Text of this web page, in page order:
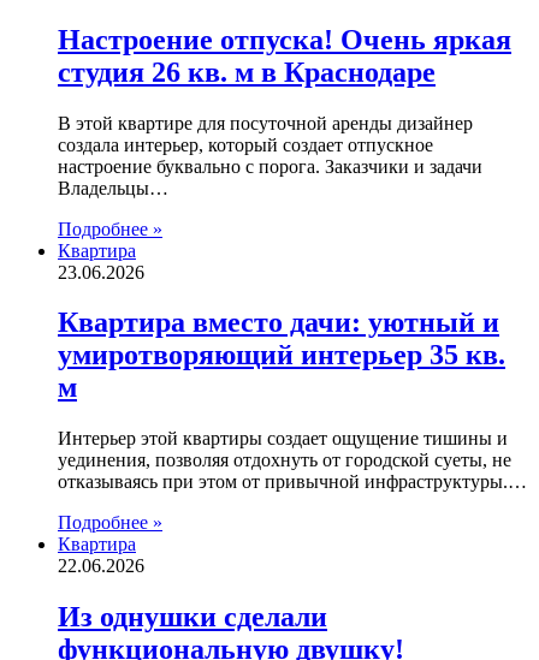
Настроение отпуска! Очень яркая
студия 26 кв. м в Краснодаре
В этой квартире для посуточной аренды дизайнер
создала интерьер, который создает отпускное
настроение буквально с порога. Заказчики и задачи
Владельцы…
Подробнее »
Квартира
23.06.2026
Квартира вместо дачи: уютный и
умиротворяющий интерьер 35 кв.
м
Интерьер этой квартиры создает ощущение тишины и
уединения, позволяя отдохнуть от городской суеты, не
отказываясь при этом от привычной инфраструктуры.…
Подробнее »
Квартира
22.06.2026
Из однушки сделали
функциональную двушку!